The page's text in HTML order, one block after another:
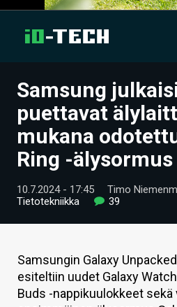
UUTISET
ARTIKKELIT
VIDEOT
TECHBBS
KAUPPA
Samsung
puettavat
mukana
Ring -älysormus
10.7.2024 - 17:45 Timo
Tietotekniikka
39
Samsungin Galaxy
esiteltiin uudet Galaxy
Buds -nappikuulokkeet sekä